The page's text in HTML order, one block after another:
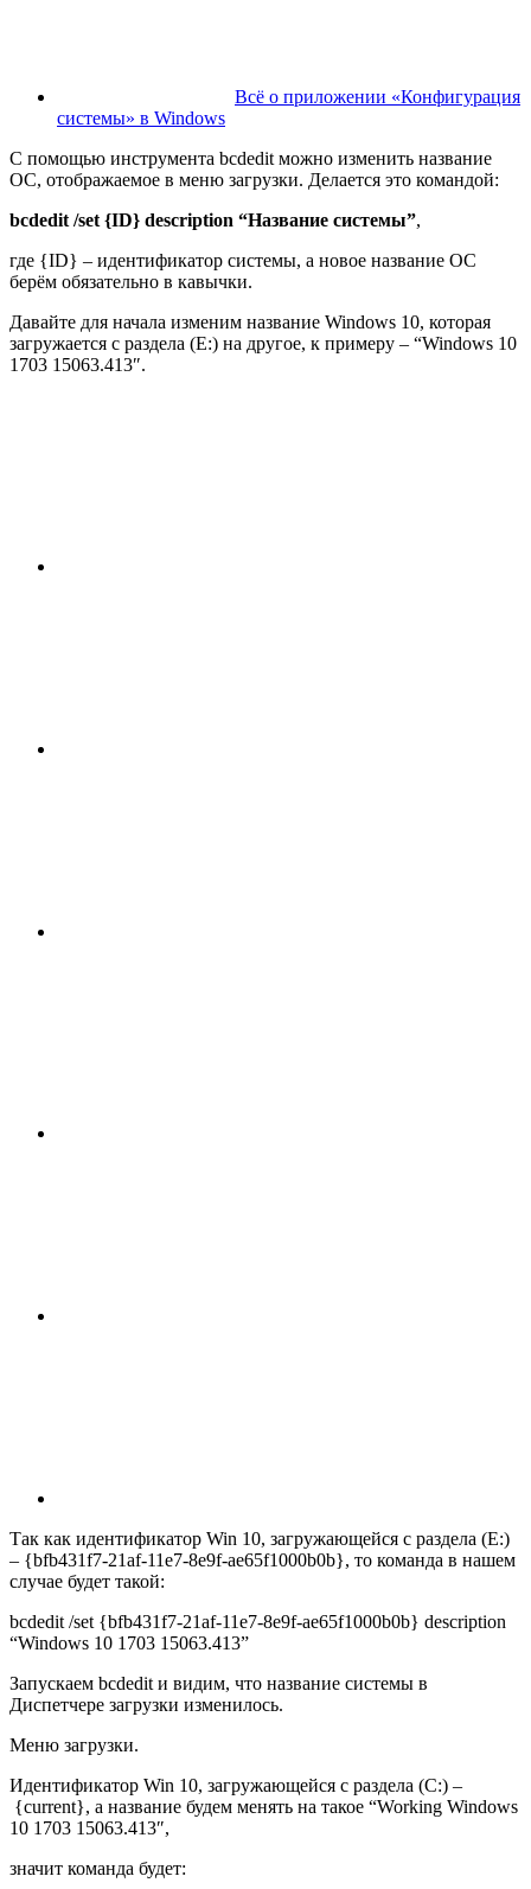
Всё о приложении «Конфигурация
системы» в Windows
С помощью инструмента bcdedit можно изменить название
ОС, отображаемое в меню загрузки. Делается это командой:
bcdedit /set {ID} description “Название системы”,
где {ID} – идентификатор системы, а новое название ОС
берём обязательно в кавычки.
Давайте для начала изменим название Windows 10, которая
загружается с раздела (E:) на другое, к примеру – “Windows 10
1703 15063.413″.
Так как идентификатор Win 10, загружающейся с раздела (E:)
– {bfb431f7-21af-11e7-8e9f-ae65f1000b0b}, то команда в нашем
случае будет такой:
bcdedit /set {bfb431f7-21af-11e7-8e9f-ae65f1000b0b} description
“Windows 10 1703 15063.413”
Запускаем bcdedit и видим, что название системы в
Диспетчере загрузки изменилось.
Меню загрузки.
Идентификатор Win 10, загружающейся с раздела (C:) –
{current}, а название будем менять на такое “Working Windows
10 1703 15063.413″,
значит команда будет: